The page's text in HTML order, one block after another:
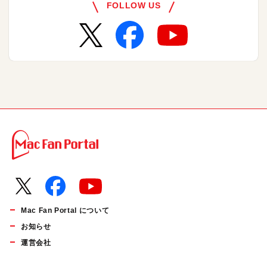
FOLLOW US
Mac Fan Portal について
お知らせ
運営会社